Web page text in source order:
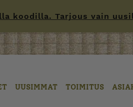
koodilla. Tarjous vain
UUSIMMAT TOIMITUS